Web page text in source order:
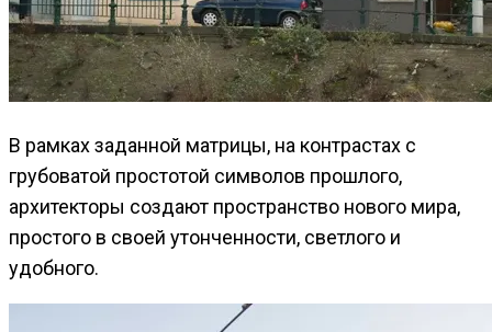
В рамках заданной матрицы, на контрастах с
грубоватой простотой символов прошлого,
архитекторы создают пространство нового мира,
простого в своей утонченности, светлого и
удобного.